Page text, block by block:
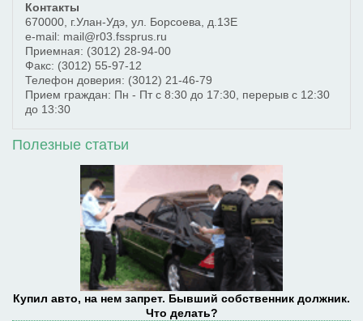
Контакты
670000 г.Улан-Удэ ул. Борсоева, д.13Е
e-mail: mail@r03.fssprus.ru
Приемная: (3012) 28-94-00
Факс: (3012) 55-97-12
Телефон доверия: (3012) 21-46-79
Прием граждан: Пн - Пт с 8:30 до 17:30, перерыв с 12:30
до 13:30
Полезные статьи
Купил авто, на нем запрет. Бывший собственник должник.
Что делать?